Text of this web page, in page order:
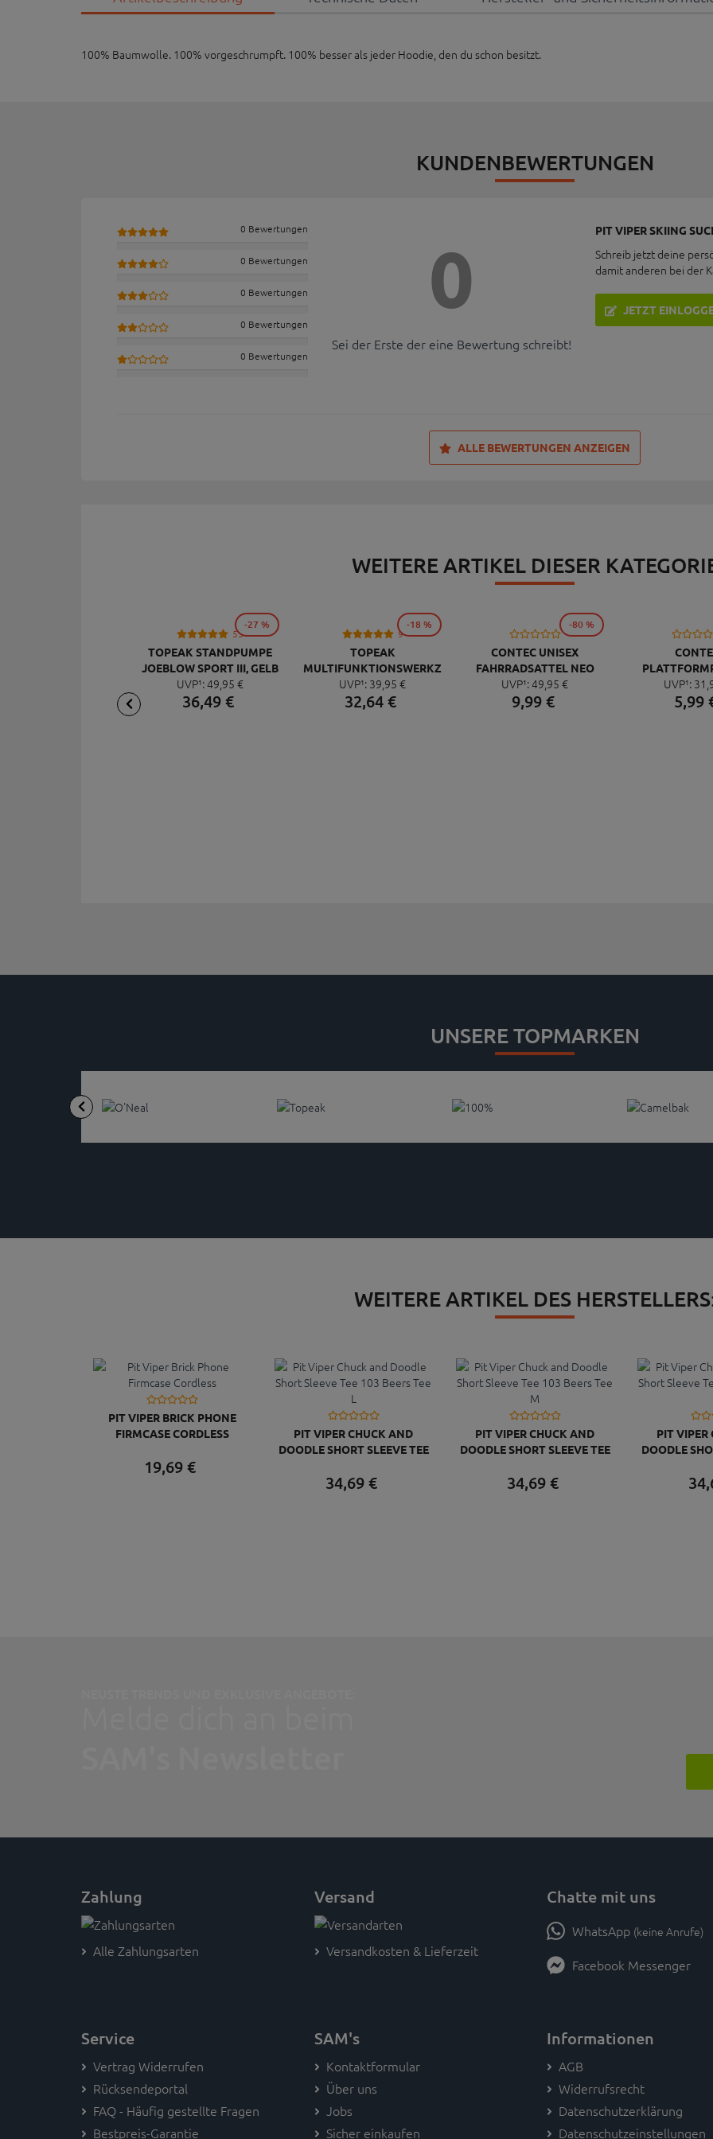
100% Baumwolle. 100% vorgeschrumpft. 100% besser als jeder Hoodie, den du schon besitzt.
KUNDENBEWERTUNGEN
0 Bewertungen
0 Bewertungen
0 Bewertungen
0 Bewertungen
0 Bewertungen
0
Sei der Erste der eine Bewertung schreibt!
PIT VIPER SKIING
Schreib jetzt deine
damit anderen bei der
JETZT
ALLE BEWERTUNGEN ANZEIGEN
WEITERE ARTIKEL DIESER
53
TOPEAK STANDPUMPE
JOEBLOW SPORT III, GELB
UVP¹:49, 95 €
36,49€
-27 %
9
TOPEAK
MULTIFUNKTIONSWERKZEUG
MINI 20 PRO
UVP¹: 39, 95 €
32,64€
-18 %
CONTEC UNISEX
FAHRRADSATTEL NEO
PACE ZX CUT
UVP¹:49, 95 €
9,99 €
-80 %
QUICK NEO
UVP¹: 31,
5,99
UNSERE TOPMARKEN
WEITERE ARTIKEL DES
PIT VIPER BRICK PHONE
FIRMCASE CORDLESS
19,69€
PIT VIPER CHUCK AND
DOODLE SHORT SLEEVE TEE
34,69€
PIT VIPER CHUCK AND
DOODLE SHORT SLEEVE TEE
34,69€
PIT VIPER
DOODLE
34,
Zahlung
Alle Zahlungsarten
Versand
Versandkosten & Lieferzeit
Chatte mit uns
WhatsApp (keine Anrufe)
Facebook Messenger
Service
Vertrag Widerrufen
Rücksendeportal
FAQ - Häufig gestellte Fragen
Bestpreis-Garantie
SAM's
Kontaktformular
Über uns
Jobs
Sicher einkaufen
Informationen
AGB
Widerrufsrecht
Datenschutzerklärung
Datenschutzeinstellungen